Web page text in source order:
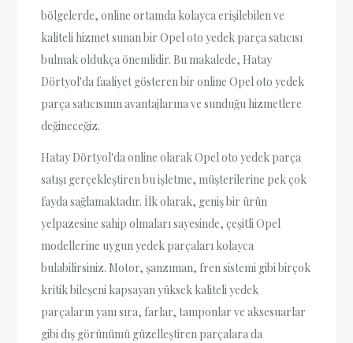
bölgelerde, online ortamda kolayca erişilebilen ve
kaliteli hizmet sunan bir Opel oto yedek parça satıcısı
bulmak oldukça önemlidir. Bu makalede, Hatay
Dörtyol'da faaliyet gösteren bir online Opel oto yedek
parça satıcısının avantajlarına ve sunduğu hizmetlere
değineceğiz.
Hatay Dörtyol'da online olarak Opel oto yedek parça
satışı gerçekleştiren bu işletme, müşterilerine pek çok
fayda sağlamaktadır. İlk olarak, geniş bir ürün
yelpazesine sahip olmaları sayesinde, çeşitli Opel
modellerine uygun yedek parçaları kolayca
bulabilirsiniz. Motor, şanzıman, fren sistemi gibi birçok
kritik bileşeni kapsayan yüksek kaliteli yedek
parçaların yanı sıra, farlar, tamponlar ve aksesuarlar
gibi dış görünümü güzelleştiren parçalara da